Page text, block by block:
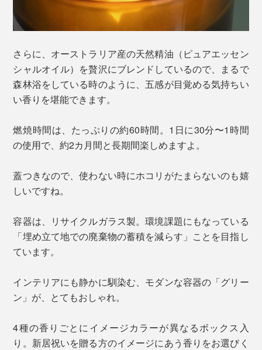
さらに、オーストラリア産の天然精油（ピュアエッセン
シャルオイル）を贅沢にブレンドしているので、まるで
森林浴をしている時のように、五感が目覚める気持ちい
い香りを堪能できます。
燃焼時間は、たっぷりの約60時間。1日に30分〜1時間
の使用で、約2カ月間と長期間楽しめますよ。
蓋つきなので、使わない時にホコリがたまらないのも嬉
しいですね。
容器は、リサイクルガラス製。環境課題にもなっている
「埋め立て地での廃棄物の蓄積を減らす」ことを目指し
ています。
インテリアにも静かに馴染む、モダンな容器の「グリー
ン」が、とてもおしゃれ。
4種の香りごとにイメージカラーが異なるボックス入
り。新居祝いを贈る方のイメージにあう香りをお選びく